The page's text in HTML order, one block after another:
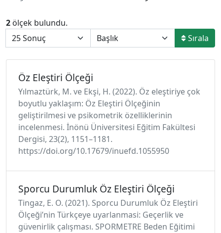
2 ölçek bulundu.
Sırala
Öz Eleştiri Ölçeği
Yılmaztürk, M. ve Ekşi, H. (2022). Öz eleştiriye çok
boyutlu yaklaşım: Öz Eleştiri Ölçeğinin
geliştirilmesi ve psikometrik özelliklerinin
incelenmesi. İnönü Üniversitesi Eğitim Fakültesi
Dergisi, 23(2), 1151–1181.
https://doi.org/10.17679/inuefd.1055950
Sporcu Durumluk Öz Eleştiri Ölçeği
Tingaz, E. O. (2021). Sporcu Durumluk Öz Eleştiri
Ölçeği’nin Türkçeye uyarlanmasi: Geçerlik ve
güvenirlik çalışması. SPORMETRE Beden Eğitimi